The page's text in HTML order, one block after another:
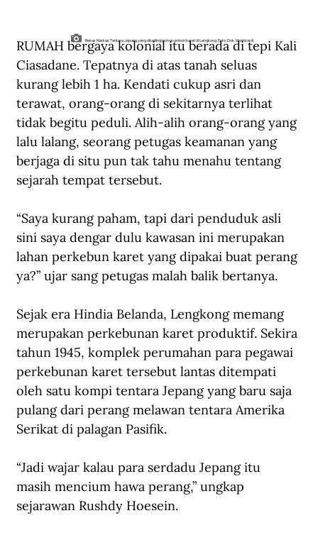
Bekas Markas Tentara Jepang yang dikelilingi pohon-pohon karet di Lengkong. Foto: Dok. Moehkardi.
RUMAH bergaya kolonial itu berada di tepi Kali
Ciasadane. Tepatnya di atas tanah seluas
kurang lebih 1 ha. Kendati cukup asri dan
terawat, orang-orang di sekitarnya terlihat
tidak begitu peduli. Alih-alih orang-orang yang
lalu lalang, seorang petugas keamanan yang
berjaga di situ pun tak tahu menahu tentang
sejarah tempat tersebut.
“Saya kurang paham, tapi dari penduduk asli
sini saya dengar dulu kawasan ini merupakan
lahan perkebun karet yang dipakai buat perang
ya?” ujar sang petugas malah balik bertanya.
Sejak era Hindia Belanda, Lengkong memang
merupakan perkebunan karet produktif. Sekira
tahun 1945, komplek perumahan para pegawai
perkebunan karet tersebut lantas ditempati
oleh satu kompi tentara Jepang yang baru saja
pulang dari perang melawan tentara Amerika
Serikat di palagan Pasifik.
“Jadi wajar kalau para serdadu Jepang itu
masih mencium hawa perang,” ungkap
sejarawan Rushdy Hoesein.